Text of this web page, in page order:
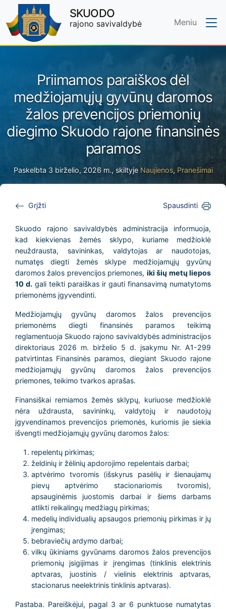
Skip to main content
SKUODO
rajono savivaldybė Meniu
Priimamos paraiškos dėl
medžiojamųjų gyvūnų daromos
žalos prevencijos priemonių
diegimo Skuodo rajone finansinės
paramos
Paskelbta 3 birželio, 2026 m., skiltyje Naujienos, Pranešimai
Grįžti Spausdinti
Skuodo rajono savivaldybės administracija informuoja,
kad kiekvienas žemės sklypo, kuriame medžioklė
neuždrausta, savininkas, valdytojas ar naudotojas,
numatęs diegti žemės sklype medžiojamųjų gyvūnų
daromos žalos prevencijos priemones, iki šių metų liepos
10 d.gali teikti paraiškas ir gauti finansavimą numatytoms
priemonėms įgyvendinti.
Medžiojamųjų gyvūnų daromos žalos prevencijos
priemonėms diegti finansinės paramos teikimą
reglamentuoja Skuodo rajono savivaldybės administracijos
direktoriaus 2026 m. birželio 5 d. įsakymu Nr. A1-299
patvirtintas Finansinės paramos, diegiant Skuodo rajone
medžiojamųjų gyvūnų daromos žalos prevencijos
priemones, teikimo tvarkos aprašas.
Finansiškai remiamos žemės sklypų, kuriuose medžioklė
nėra uždrausta, savininkų, valdytojų ir naudotojų
įgyvendinamos prevencijos priemonės, kuriomis jie siekia
išvengti medžiojamųjų gyvūnų daromos žalos:
repelentų pirkimas;
želdinių ir žėlinių apdorojimo repelentais darbai;
aptvėrimo tvoromis (išskyrus pasėlių ir šienaujamų
pievų aptvėrimo stacionariomis tvoromis),
apsauginėmis juostomis darbai ir šiems darbams
atlikti reikalingų medžiagų pirkimas;
medelių individualių apsaugos priemonių pirkimas ir jų
įrengimas;
bebraviečių ardymo darbai;
vilkų ūkiniams gyvūnams daromos žalos prevencijos
priemonių įsigijimas ir įrengimas (tinklinis elektrinis
aptvaras, juostinis / vielinis elektrinis aptvaras,
stacionarus neelektrinis tinklinis aptvaras).
Pastaba. Pareiškėjui, pagal 3 ar 6 punktuose numatytas